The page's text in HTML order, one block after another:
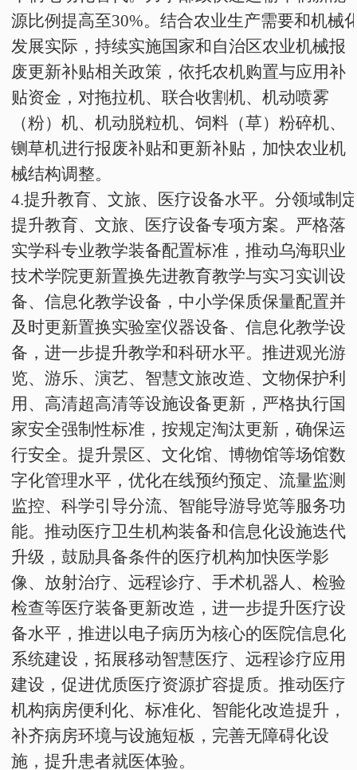
源比例提高至30%。结合农业生产需要和机械
发展实际，持续实施国家和自治区农业机械报
废更新补贴相关政策，依托农机购置与应用补
贴资金，对拖拉机、联合收割机、机动喷雾
（粉）机、机动脱粒机、饲料（草）粉碎机、
铡草机进行报废补贴和更新补贴，加快农业机
械结构调整。
4.提升教育、文旅、医疗设备水平。分领域制
提升教育、文旅、医疗设备专项方案。严格落
实学科专业教学装备配置标准，推动乌海职业
技术学院更新置换先进教育教学与实习实训设
备、信息化教学设备，中小学保质保量配置并
及时更新置换实验室仪器设备、信息化教学设
备，进一步提升教学和科研水平。推进观光游
览、游乐、演艺、智慧文旅改造、文物保护利
用、高清超高清等设施设备更新，严格执行国
家安全强制性标准，按规定淘汰更新，确保运
行安全。提升景区、文化馆、博物馆等场馆数
字化管理水平，优化在线预约预定、流量监测
监控、科学引导分流、智能导游导览等服务功
能。推动医疗卫生机构装备和信息化设施迭代
升级，鼓励具备条件的医疗机构加快医学影
像、放射治疗、远程诊疗、手术机器人、检验
检查等医疗装备更新改造，进一步提升医疗设
备水平，推进以电子病历为核心的医院信息化
系统建设，拓展移动智慧医疗、远程诊疗应用
建设，促进优质医疗资源扩容提质。推动医疗
机构病房便利化、标准化、智能化改造提升，
补齐病房环境与设施短板，完善无障碍化设
施，提升患者就医体验。